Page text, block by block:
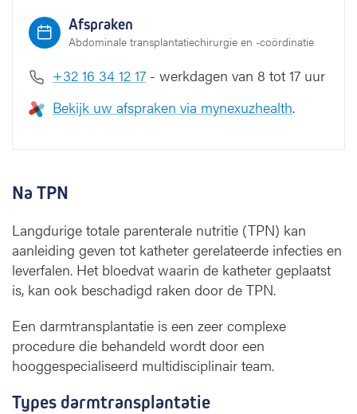
Afspraken
Abdominale transplantatiechirurgie en -coördinatie
+32 16 34 12 17 - werkdagen van 8 tot 17 uur
Bekijk uw afspraken via mynexuzhealth.
Na TPN
Langdurige totale parenterale nutritie (TPN) kan
aanleiding geven tot katheter gerelateerde infecties en
leverfalen. Het bloedvat waarin de katheter geplaatst
is, kan ook beschadigd raken door de TPN.
Een darmtransplantatie is een zeer complexe
procedure die behandeld wordt door een
hooggespecialiseerd multidisciplinair team.
Types darmtransplantatie